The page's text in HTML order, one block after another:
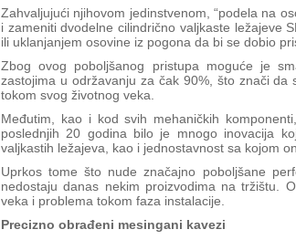
Zahvaljujući njihovom jedinstvenom, “podela na
i zameniti dvodelne cilindrično valjkaste ležajeve
ili uklanjanjem osovine iz pogona da bi se dobio
Zbog ovog poboljšanog pristupa moguće je
zastojima u održavanju za čak 90%, što znači da
tokom svog životnog veka.
Međutim, kao i kod svih mehaničkih
poslednjih 20 godina bilo je mnogo inovacija
valjkastih ležajeva, kao i jednostavnost sa kojom
Uprkos tome što nude značajno poboljšane
nedostaju danas nekim proizvodima na tržištu.
veka i problema tokom faza instalacije.
Precizno obrađeni mesingani kavezi